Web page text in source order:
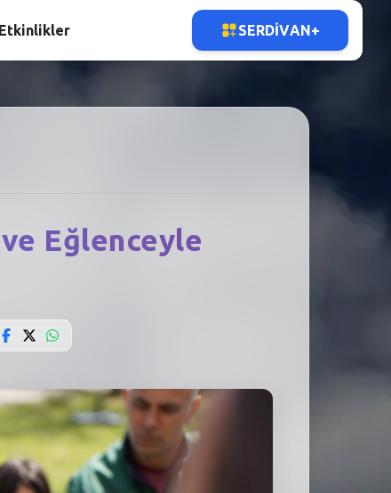
Eğlenceyle
Etkinlikler SERDIVAN+